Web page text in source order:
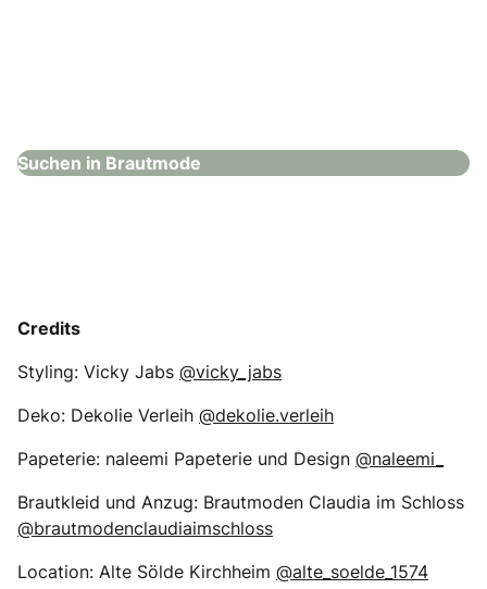
Suchen in Brautmode
Credits
Styling: Vicky Jabs @vicky_jabs
Deko: Dekolie Verleih @dekolie.verleih
Papeterie: naleemi Papeterie und Design @naleemi_
Brautkleid und Anzug: Brautmoden Claudia im Schloss
@brautmodenclaudiaimschloss
Location: Alte Sölde Kirchheim @alte_soelde_1574